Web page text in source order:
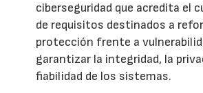
ciberseguridad que acredita el
de requisitos destinados a
protección frente a
garantizar la integridad, la
fiabilidad de los sistemas.